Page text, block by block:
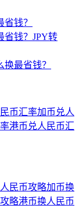
钱？
省钱？JPY转
最省钱？
币汇率加币兑人
港币兑人民币汇
民币攻略加币换
略港币换人民币